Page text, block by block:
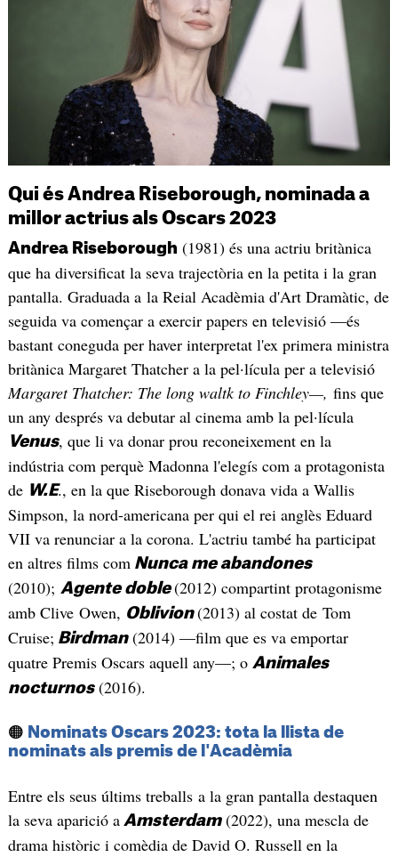
Qui és Andrea Riseborough, nominada a
millor actrius als Oscars 2023
Andrea Riseborough (1981) és una actriu britànica
que ha diversificat la seva trajectòria en la petita i la gran
pantalla. Graduada a la Reial Acadèmia d'Art Dramàtic, de
seguida va començar a exercir papers en televisió —és
bastant coneguda per haver interpretat l'ex primera ministra
britànica Margaret Thatcher a la pel·lícula per a televisió
Margaret Thatcher: The long waltk to Finchley—, fins que
un any després va debutar al cinema amb la pel·lícula
Venus, que li va donar prou reconeixement en la
indústria com perquè Madonna l'elegís com a protagonista
de
W.E., en la que Riseborough donava vida a Wallis
Simpson, la nord-americana per qui el rei anglès Eduard
VII va renunciar a la corona. L'actriu també ha participat
en altres films com Nunca me abandones
(2010); Agente doble(2012) compartint protagonisme
amb Clive Owen, Oblivion(2013) al costat de Tom
Cruise; Birdman(2014) —film que es va emportar
quatre Premis Oscars aquell any—; o Animales
nocturnos(2016).
🟠 Nominats Oscars 2023: tota la llista de
nominats als premis de l'Acadèmia
Entre els seus últims treballs a la gran pantalla destaquen
la seva aparició a Amsterdam(2022), una mescla de
drama històric i comèdia de David O. Russell en la